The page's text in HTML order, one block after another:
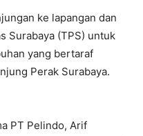
ke lapangan dan
Surabaya (TPS) untuk
yang bertaraf
Perak Surabaya.
PT Pelindo, Arif